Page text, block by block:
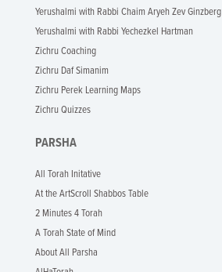
Yerushalmi with Rabbi Chaim Aryeh Zev Ginzberg
Yerushalmi with Rabbi Yechezkel Hartman
Zichru Coaching
Zichru Daf Simanim
Zichru Perek Learning Maps
Zichru Quizzes
PARSHA
All Torah Initative
At the ArtScroll Shabbos Table
2 Minutes 4 Torah
A Torah State of Mind
About All Parsha